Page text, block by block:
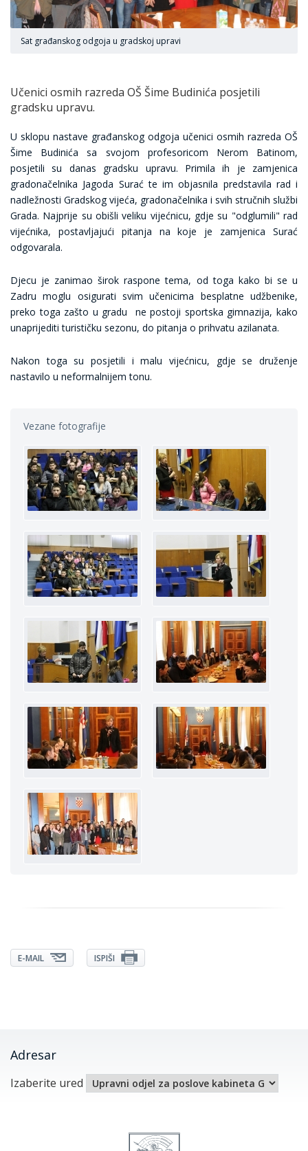
Sat građanskog odgoja u gradskoj upravi
Učenici osmih razreda OŠ Šime Budinića posjetili
gradsku upravu.
U sklopu nastave građanskog odgoja učenici osmih razreda OŠ
Šime Budinića sa svojom profesoricom Nerom Batinom,
posjetili su danas gradsku upravu. Primila ih je zamjenica
gradonačelnika Jagoda Surać te im objasnila predstavila rad i
nadležnosti Gradskog vijeća, gradonačelnika i svih stručnih službi
Grada. Najprije su obišli veliku vijećnicu, gdje su "odglumili" rad
vijećnika, postavljajući pitanja na koje je zamjenica Surać
odgovarala.
Djecu je zanimao širok raspone tema, od toga kako bi se u
Zadru moglu osigurati svim učenicima besplatne udžbenike,
preko toga zašto u gradu ne postoji sportska gimnazija, kako
unaprijediti turističku sezonu, do pitanja o prihvatu azilanata.
Nakon toga su posjetili i malu vijećnicu, gdje se druženje
nastavilo u neformalnijem tonu.
Vezane fotografije
E-MAIL ISPIŠI
Adresar
Izaberite ured